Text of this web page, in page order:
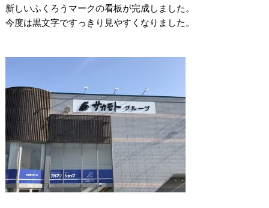
新しいふくろうマークの看板が完成しました。
今度は黒文字ですっきり見やすくなりました。